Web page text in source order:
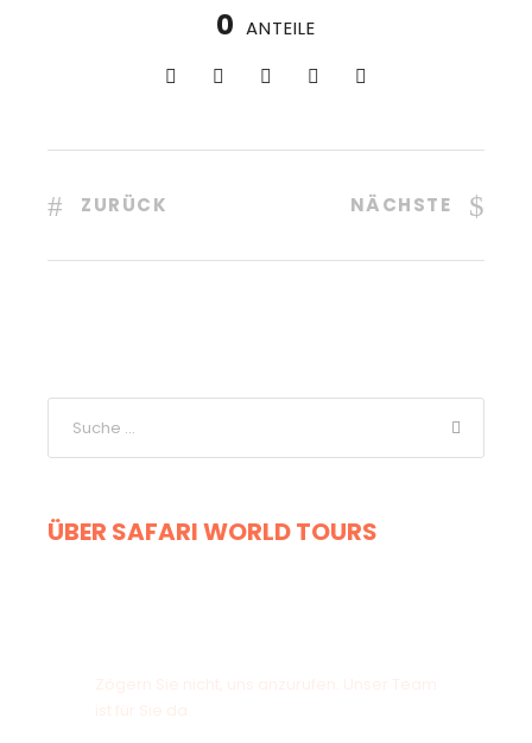
0 ANTEILE
ZURÜCK NÄCHSTE
ÜBER SAFARI WORLD TOURS